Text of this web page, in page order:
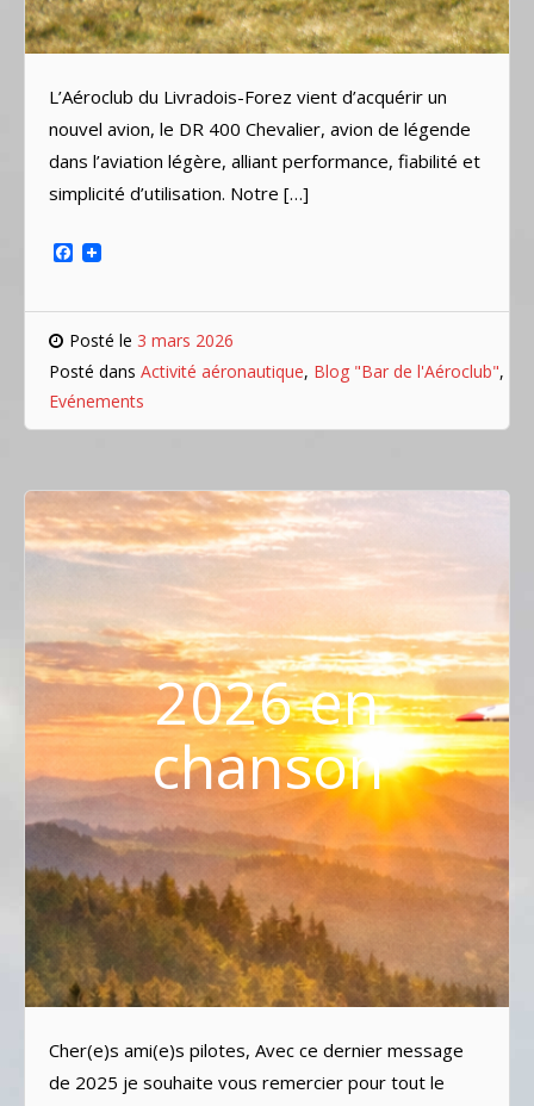
L’Aéroclub du Livradois-Forez vient d’acquérir un
nouvel avion, le DR 400 Chevalier, avion de légende
dans l’aviation légère, alliant performance, fiabilité et
simplicité d’utilisation. Notre […]
Facebook
Posté le 3 mars 2026
Posté dans Activité aéronautique, Blog "Bar de l'Aéroclub",
Evénements
2026 en
chanson
Cher(e)s ami(e)s pilotes, Avec ce dernier message
de 2025 je souhaite vous remercier pour tout le